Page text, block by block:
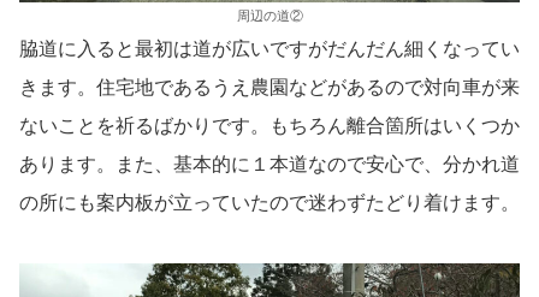
周辺の道②
脇道に入ると最初は道が広いですがだんだん細くなってい
きます。住宅地であるうえ農園などがあるので対向車が来
ないことを祈るばかりです。もちろん離合箇所はいくつか
あります。また、基本的に１本道なので安心で、分かれ道
の所にも案内板が立っていたので迷わずたどり着けます。